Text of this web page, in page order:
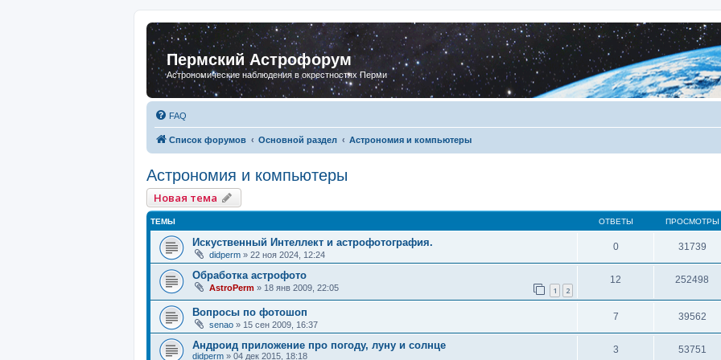
Пермский Астрофорум
Астрономические наблюдения в окрестностях Перми
FAQ
Список форумов Основной раздел Астрономия и компьютеры
Астрономия и компьютеры
Новая тема
ТЕМЫ ОТВЕТЫ ПРОСМОТРЫ
Искуственный Интеллект и астрофотография.
didperm » 22 ноя 2024, 12:24
0 31739
Обработка астрофото
AstroPerm » 18 янв 2009, 22:05 1 2
12 252498
Вопросы по фотошоп
senao » 15 сен 2009, 16:37
7 39562
Андроид приложение про погоду, луну и солнце
didperm » 04 дек 2015, 18:18
3 53751